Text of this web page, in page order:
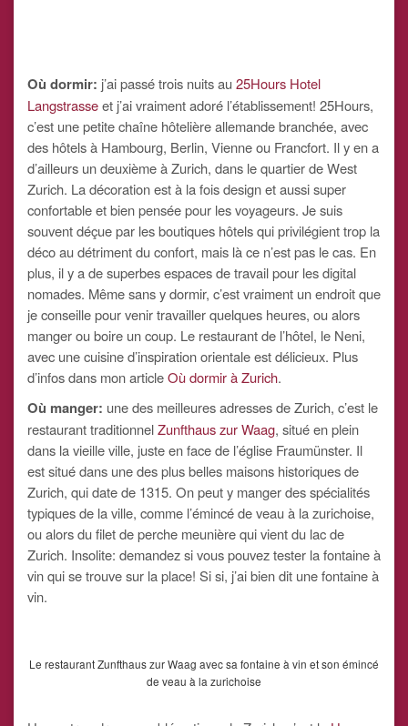
Où dormir: j’ai passé trois nuits au25Hours Hotel
Langstrasseet j’ai vraiment adoré l’établissement! 25Hours,
c’est une petite chaîne hôtelière allemande branchée, avec
des hôtels à Hambourg, Berlin, Vienne ou Francfort. Il y en a
d’ailleurs un deuxième à Zurich, dans le quartier de West
Zurich. La décoration est à la fois design et aussi super
confortable et bien pensée pour les voyageurs. Je suis
souvent déçue par les boutiques hôtels qui privilégient trop la
déco au détriment du confort, mais là ce n’est pas le cas. En
plus, il y a de superbes espaces de travail pour les digital
nomades. Même sans y dormir, c’est vraiment un endroit que
je conseille pour venir travailler quelques heures, ou alors
manger ou boire un coup. Le restaurant de l’hôtel, le Neni,
avec une cuisine d’inspiration orientale est délicieux. Plus
d’infos dans mon articleOù dormir à Zurich.
Où manger: une des meilleures adresses de Zurich, c’est le
restaurant traditionnelZunfthaus zur Waag, situé en plein
dans la vieille ville, juste en face de l’église Fraumünster. Il
est situé dans une des plus belles maisons historiques de
Zurich, qui date de 1315. On peut y manger des spécialités
typiques de la ville, comme l’émincé de veau à la zurichoise,
ou alors du filet de perche meunière qui vient du lac de
Zurich. Insolite: demandez si vous pouvez tester la fontaine à
vin qui se trouve sur la place! Si si, j’ai bien dit une fontaine à
vin.
Le restaurant Zunfthaus zur Waag avec sa fontaine à vin et son émincé
de veau à la zurichoise